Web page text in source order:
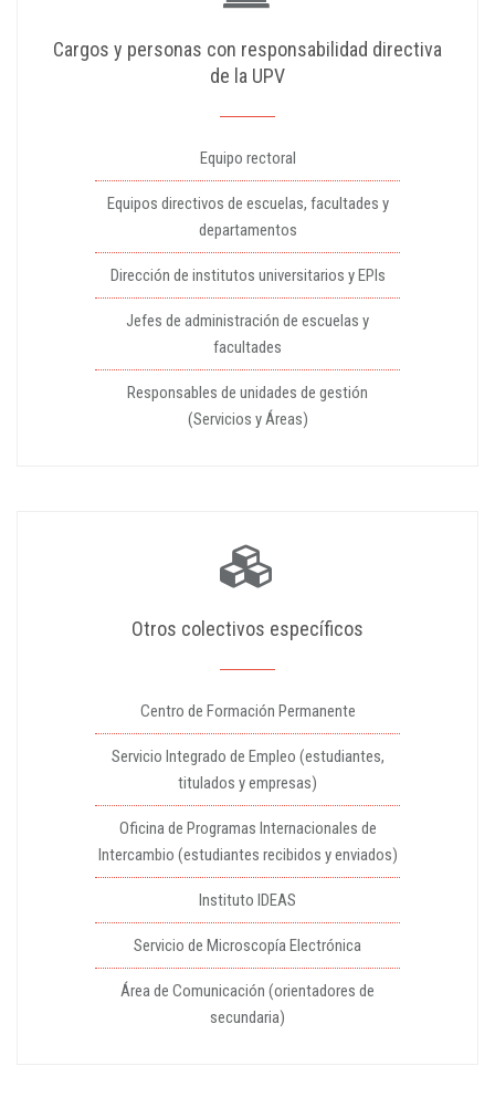
Cargos y personas con responsabilidad directiva
de la UPV
Equipo rectoral
Equipos directivos de escuelas, facultades y
departamentos
Dirección de institutos universitarios y EPIs
Jefes de administración de escuelas y
facultades
Responsables de unidades de gestión
(Servicios y Áreas)
Otros colectivos específicos
Centro de Formación Permanente
Servicio Integrado de Empleo (estudiantes,
titulados y empresas)
Oficina de Programas Internacionales de
Intercambio (estudiantes recibidos y enviados)
Instituto IDEAS
Servicio de Microscopía Electrónica
Área de Comunicación (orientadores de
secundaria)